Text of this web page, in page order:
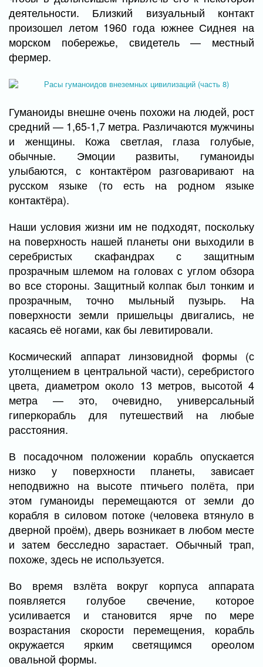
деятельности. Близкий визуальный контакт
произошел летом 1960 года южнее Сиднея на
морском побережье, свидетель — местный
фермер.
Гуманоиды внешне очень похожи на людей, рост
средний — 1,65-1,7 метра. Различаются мужчины
и женщины. Кожа светлая, глаза голубые,
обычные. Эмоции развиты, гуманоиды
улыбаются, с контактёром разговаривают на
русском языке (то есть на родном языке
контактёра).
Наши условия жизни им не подходят, поскольку
на поверхность нашей планеты они выходили в
серебристых скафандрах с защитным
прозрачным шлемом на головах с углом обзора
во все стороны. Защитный колпак был тонким и
прозрачным, точно мыльный пузырь. На
поверхности земли пришельцы двигались, не
касаясь её ногами, как бы левитировали.
Космический аппарат линзовидной формы (с
утолщением в центральной части), серебристого
цвета, диаметром около 13 метров, высотой 4
метра — это, очевидно, универсальный
гиперкорабль для путешествий на любые
расстояния.
В посадочном положении корабль опускается
низко у поверхности планеты, зависает
неподвижно на высоте птичьего полёта, при
этом гуманоиды перемещаются от земли до
корабля в силовом потоке (человека втянуло в
дверной проём), дверь возникает в любом месте
и затем бесследно зарастает. Обычный трап,
похоже, здесь не используется.
Во время взлёта вокруг корпуса аппарата
появляется голубое свечение, которое
усиливается и становится ярче по мере
возрастания скорости перемещения, корабль
окружается ярким светящимся ореолом
овальной формы.